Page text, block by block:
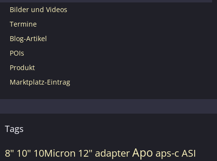
Bilder und Videos
Termine
Blog-Artikel
POIs
Produkt
Marktplatz-Eintrag
Tags
8" 10" 10Micron 12" adapterApo aps-c ASI